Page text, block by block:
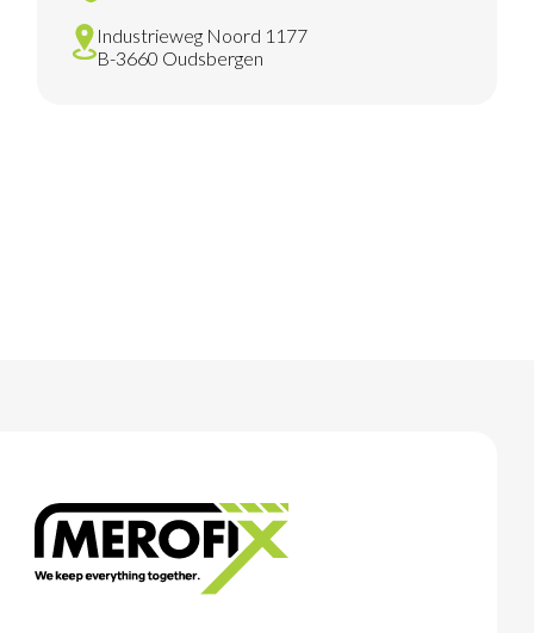
Industrieweg Noord 1177
B-3660 Oudsbergen